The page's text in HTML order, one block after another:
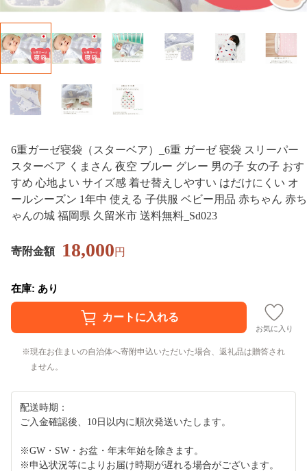
6重ガーゼ寝袋（スターベア）_6重 ガーゼ 寝袋 スリーパー
スターベア くまさん 夜空 ブルー グレー 男の子 女の子 おす
すめ 心地よい サイズ感 着せ替えしやすい はだけにくい オ
ールシーズン 1年中 使える 子供服 ベビー用品 赤ちゃん 赤ち
ゃんの城 福岡県 久留米市 送料無料_Sd023
寄附金額 18,000円
在庫: あり
お気に入り
現在お住まいの自治体へ寄附申込いただいた場合、返礼品は贈答され
ません。
配送時期：
ご入金確認後、10日以内に順次発送いたします。
※GW・SW・お盆・年末年始を除きます。
※申込状況等によりお届け時期が遅れる場合がございます。